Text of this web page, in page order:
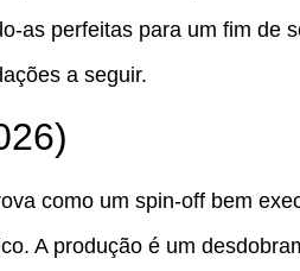
as perfeitas para um fim de
a seguir.
como um spin-off bem
A produção é um